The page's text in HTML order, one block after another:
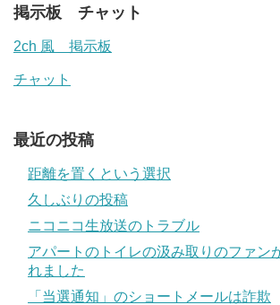
掲示板 チャット
2ch 風 掲示板
チャット
最近の投稿
距離を置くという選択
久しぶりの投稿
ニコニコ生放送のトラブル
アパートのトイレの汲み取りのファン
れました
「当選通知」のショートメールは詐欺